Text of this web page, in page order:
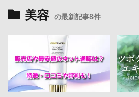
美容 の最新記事8件